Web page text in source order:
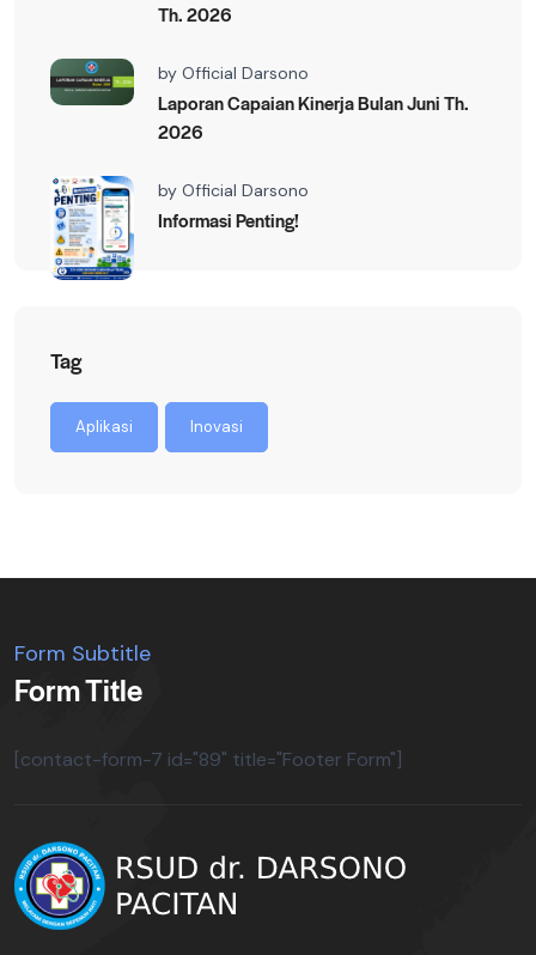
Th. 2026
by Official Darsono
Laporan Capaian Kinerja Bulan Juni Th.
2026
by Official Darsono
Informasi Penting!
Tag
Aplikasi Inovasi
Form Subtitle
Form Title
[contact-form-7 id="89" title="Footer Form"]